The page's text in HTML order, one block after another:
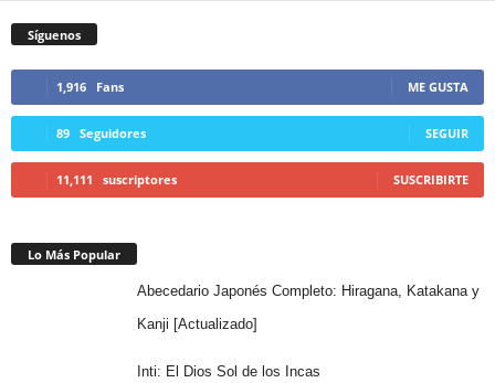
Síguenos
1,916 Fans ME GUSTA
89 Seguidores SEGUIR
11,111 suscriptores SUSCRIBIRTE
Lo Más Popular
Abecedario Japonés Completo: Hiragana, Katakana y
Kanji [Actualizado]
Inti: El Dios Sol de los Incas